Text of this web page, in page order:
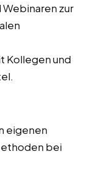
zur
Kollegen und
eigenen
bei